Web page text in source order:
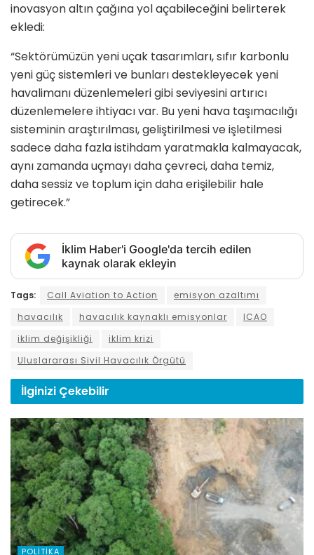
inovasyon altın çağına yol açabileceğini belirterek
ekledi:
“Sektörümüzün yeni uçak tasarımları, sıfır karbonlu
yeni güç sistemleri ve bunları destekleyecek yeni
havalimanı düzenlemeleri gibi seviyesini artırıcı
düzenlemelere ihtiyacı var. Bu yeni hava taşımacılığı
sisteminin araştırılması, geliştirilmesi ve işletilmesi
sadece daha fazla istihdam yaratmakla kalmayacak,
aynı zamanda uçmayı daha çevreci, daha temiz,
daha sessiz ve toplum için daha erişilebilir hale
getirecek.”
İklim Haber'i Google'da tercih edilen
kaynak olarak ekleyin
Tags: Call Aviation to Action
emisyon azaltımı
havacılık
havacılık kaynaklı emisyonlar
ICAO
iklim değişikliği
iklim krizi
Uluslararası Sivil Havacılık Örgütü
İlginizi Çekebilir
POLITIKA